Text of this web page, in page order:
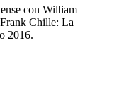
con William
Chille: La
2016.